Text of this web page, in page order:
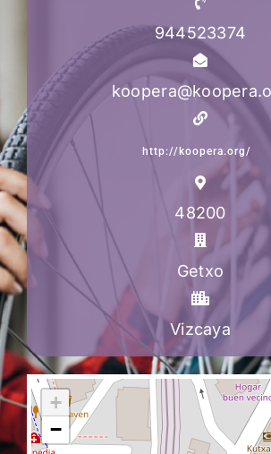
944523374
http://koopera.org/
48200
Getxo
Vizcaya
+
−